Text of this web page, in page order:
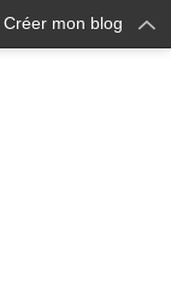
Créer mon blog